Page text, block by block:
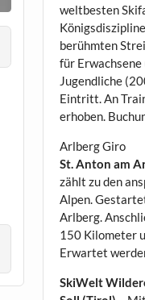
weltbesten
berühmten
für Erwachsene
Jugendliche
Eintritt. An
erhoben.
Arlberg Giro
St. Anton am
zählt zu den
Alpen.
Arlberg.
150 Kilometer
Erwartet
SkiWelt